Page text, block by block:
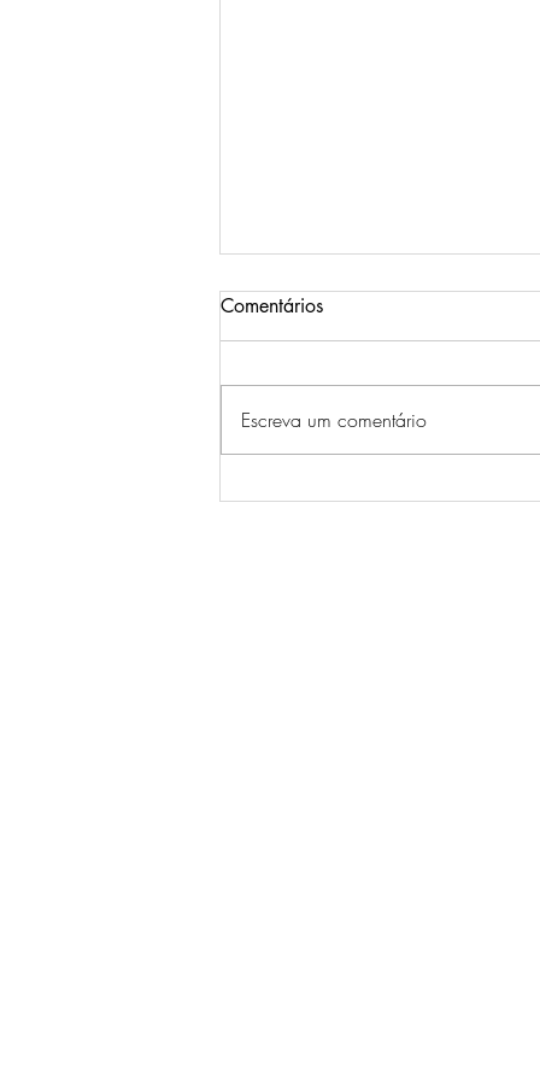
Comentários
Escreva um comentário